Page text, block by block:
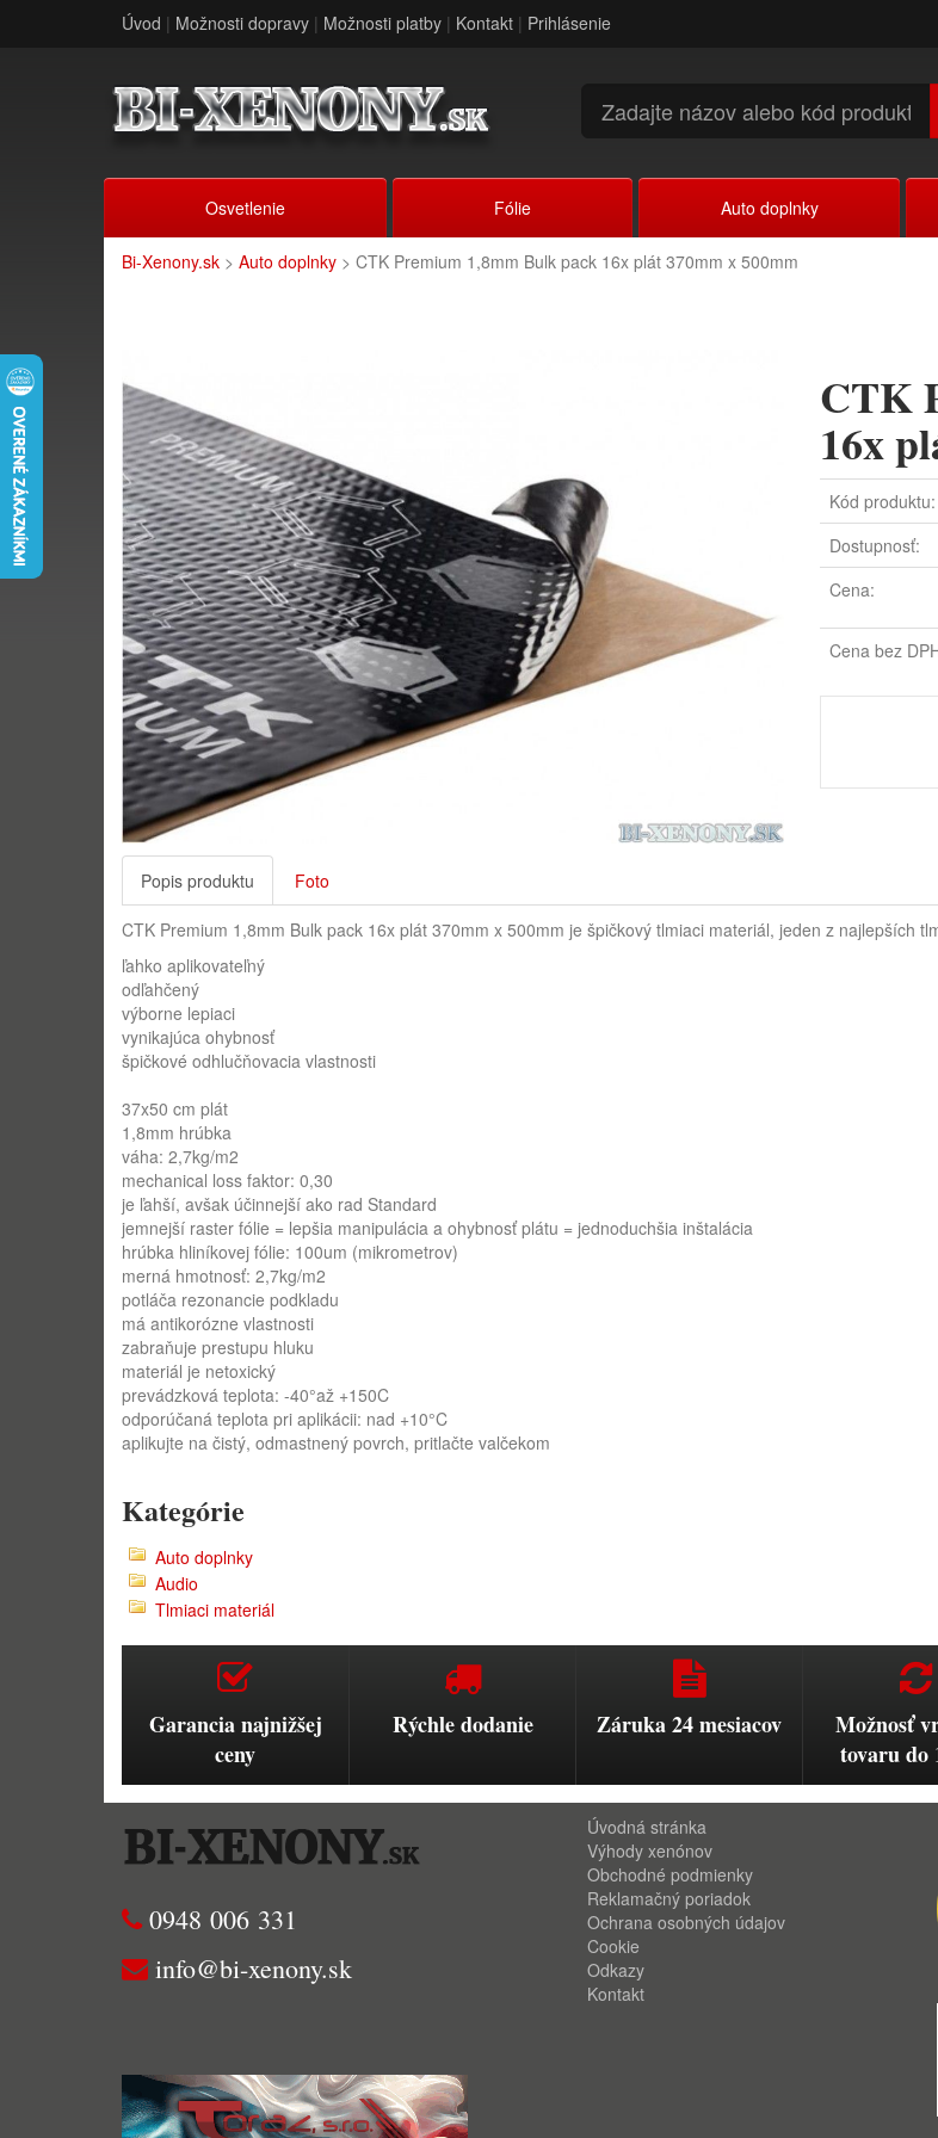
Úvod | Možnosti dopravy | Možnosti platby | Kontakt | Prihlásenie
Osvetlenie Fólie Auto doplnky
Bi-Xenony.sk > Auto doplnky > CTK Premium 1,8mm Bulk pack 16x plát 370mm x 500mm
CTK
16x
Kód produktu:
Dostupnosť:
Cena:
Cena bez
Popis produktu Foto
CTK Premium 1,8mm Bulk pack 16x plát 370mm x 500mm je špičkový tlmiaci materiál, jeden z najlepších
ľahko aplikovateľný
odľahčený
výborne lepiaci
vynikajúca ohybnosť
špičkové odhlučňovacia vlastnosti
37x50 cm plát
1,8mm hrúbka
váha: 2,7kg/m2
mechanical loss faktor: 0,30
je ľahší, avšak účinnejší ako rad Standard
jemnejší raster fólie = lepšia manipulácia a ohybnosť plátu = jednoduchšia inštalácia
hrúbka hliníkovej fólie: 100um (mikrometrov)
merná hmotnosť: 2,7kg/m2
potláča rezonancie podkladu
má antikorózne vlastnosti
zabraňuje prestupu hluku
materiál je netoxický
prevádzková teplota: -40°až +150C
odporúčaná teplota pri aplikácii: nad +10°C
aplikujte na čistý, odmastnený povrch, pritlačte valčekom
Kategórie
Auto doplnky
Audio
Tlmiaci materiál
Garancia najnižšej
ceny
Rýchle dodanie Záruka 24 mesiacov
Možnosť
tovaru do
0948 006 331
info@bi-xenony.sk
Úvodná stránka
Výhody xenónov
Obchodné podmienky
Reklamačný poriadok
Ochrana osobných údajov
Cookie
Odkazy
Kontakt